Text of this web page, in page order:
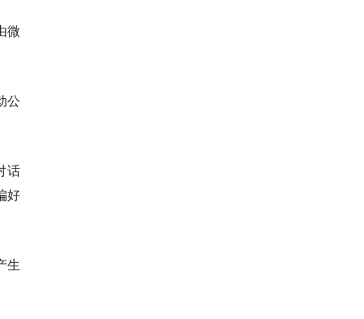
微
公
话
好
生